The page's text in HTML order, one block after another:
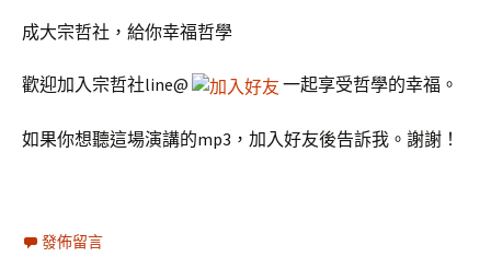
成大宗哲社，給你幸福哲學
歡迎加入宗哲社line@ 一起享受哲學的幸福。
如果你想聽這場演講的mp3，加入好友後告訴我。謝謝！
發佈留言